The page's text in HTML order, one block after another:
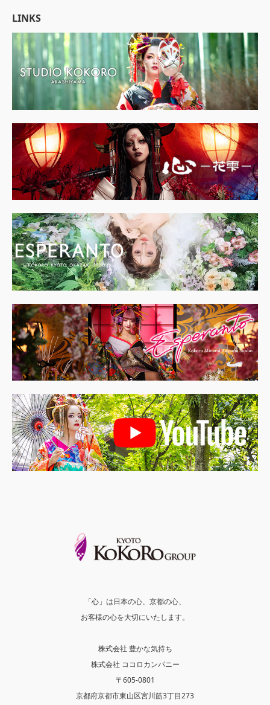
LINKS
「心」は日本の心、京都の心、
お客様の心を大切にいたします。
株式会社 豊かな気持ち
株式会社 ココロカンパニー
〒605-0801
京都府京都市東山区宮川筋3丁目273